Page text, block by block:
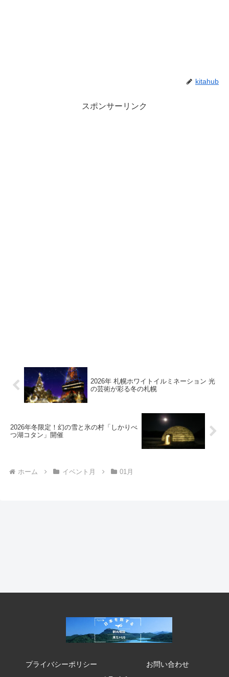
kitahub
スポンサーリンク
2026年 札幌ホワイトイルミネーション 光
の芸術が彩る冬の札幌
2026年冬限定！幻の雪と氷の村「しかりべ
つ湖コタン」開催
ホーム イベント月 01月
プライバシーポリシー
お問い合わせ